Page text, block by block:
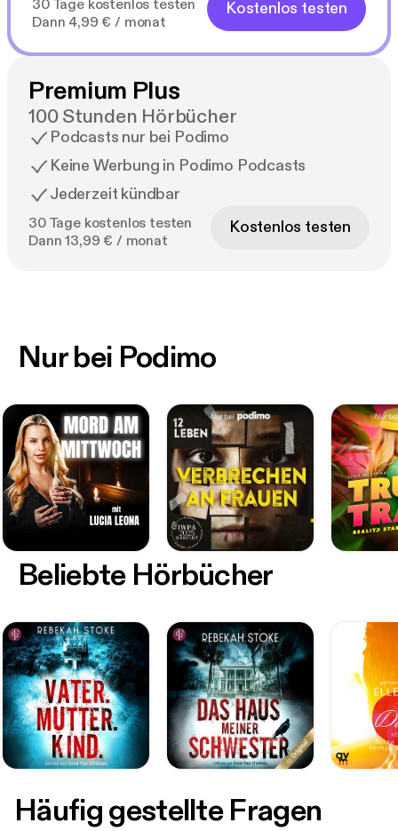
30 Tage kostenlos testen
Dann 4,99 € / monat
Kostenlos testen
Premium Plus
100 Stunden Hörbücher
Podcasts nur bei Podimo
Keine Werbung in Podimo Podcasts
Jederzeit kündbar
30 Tage kostenlos testen
Dann 13,99 € / monat
Kostenlos testen
Nur bei Podimo
Beliebte Hörbücher
Häufig gestellte Fragen